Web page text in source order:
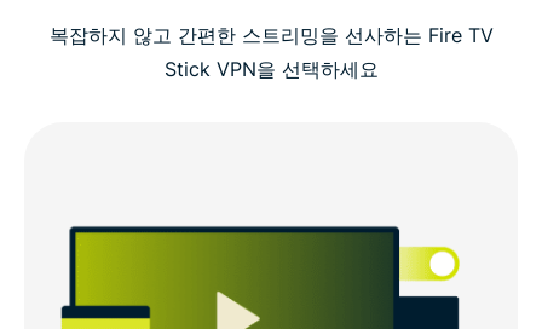
복잡하지 않고 간편한 스트리밍을 선사하는 Fire TV
Stick VPN을 선택하세요